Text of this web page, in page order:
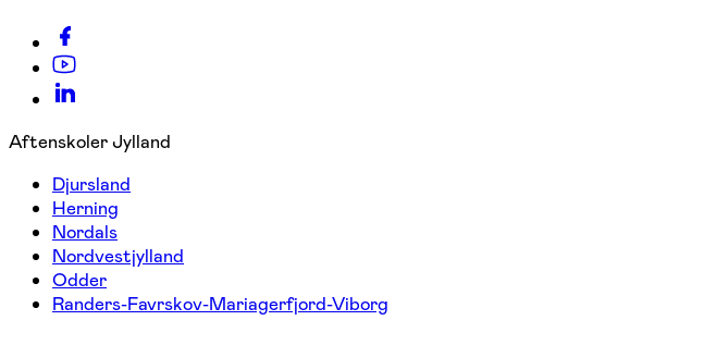
Aftenskoler Jylland
Djursland
Herning
Nordals
Nordvestjylland
Odder
Randers-Favrskov-Mariagerfjord-Viborg